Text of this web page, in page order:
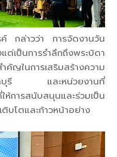
กล่าวว่า การจัดงานวัน
เป็นการรำลึกถึงพระบิดา
ญในการเสริมสร้างความ
นทบุรี และหน่วยงานที่
การสนับสนุนและร่วมเป็น
บโตและก้าวหน้าอย่าง